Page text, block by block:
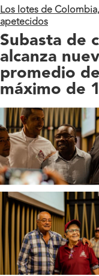
Los lotes deColombia,
apetecidos
Subasta de
alcanza
promedio
máximo de